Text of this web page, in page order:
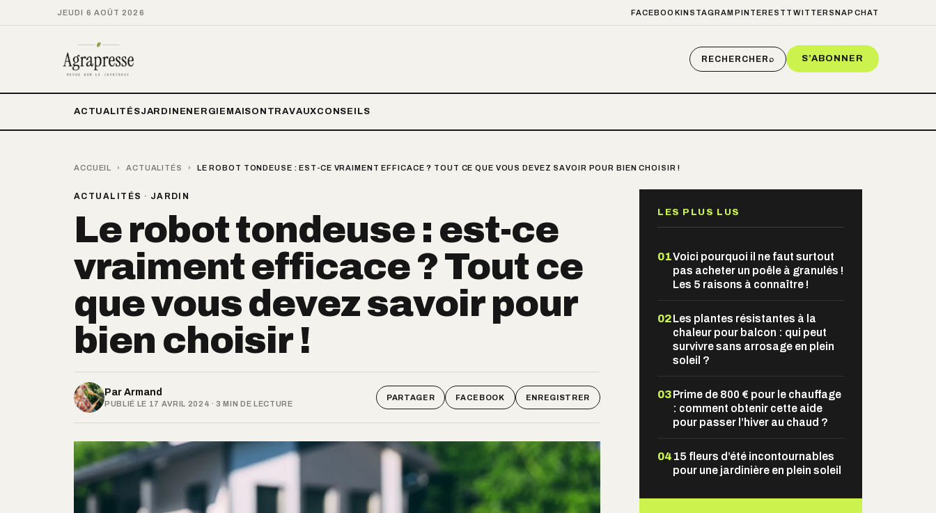
JEUDI 6 AOÛT 2026 FACEBOOKINSTAGRAM PINTEREST TWITTER SNAPCHAT
RECHERCHER⌕ S’ABONNER
ACTUALITÉSJARDIN ENERGIE MAISON TRAVAUXCONSEILS
ACCUEIL › ACTUALITÉS › LE ROBOT TONDEUSE : EST-CE VRAIMENT EFFICACE ? TOUT CE QUE VOUS DEVEZ SAVOIR POUR BIEN CHOISIR !
ACTUALITÉS · JARDIN
Le robot tondeuse : est-ce
vraiment efficace ? Tout ce
que vous devez savoir pour
bien choisir !
Par Armand
PUBLIÉ LE 17 AVRIL 2024 · 3 MIN DE LECTURE
PARTAGER FACEBOOK ENREGISTRER
LES PLUS LUS
01Voici pourquoi il ne faut surtout
pas acheter un poêle à granulés !
Les 5 raisons à connaître !
02Les plantes résistantes à la
chaleur pour balcon : qui peut
survivre sans arrosage en plein
soleil ?
03Prime de 800 € pour le chauffage
: comment obtenir cette aide
pour passer l’hiver au chaud ?
04 15 fleurs d’été incontournables
pour une jardinière en plein soleil